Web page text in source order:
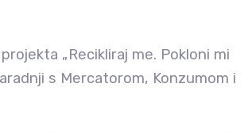
„Recikliraj me. Pokloni mi
s Mercatorom, Konzumom i